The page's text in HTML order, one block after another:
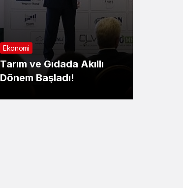
Sistem Modu
Sistem modunu seçin.
Ekonomi
Tarım ve Gıdada Akıllı
Dönem Başladı!